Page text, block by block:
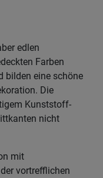
edlen
Farben
bilden eine schöne
Die
Kunststoff-
nicht
mit
vortrefflichen